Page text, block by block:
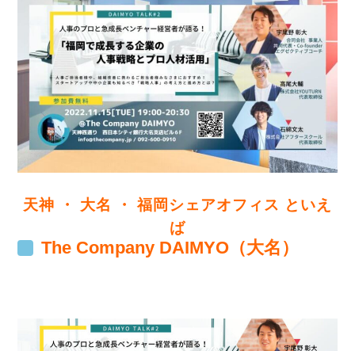
天神 ・ 大名 ・ 福岡シェアオフィス といえ
ば
The Company DAIMYO（大名）